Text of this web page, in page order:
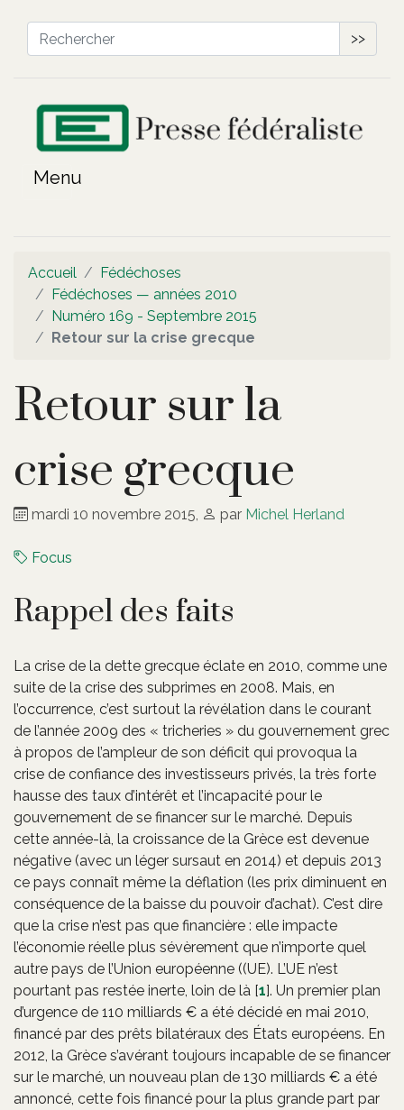
>>
Accueil
Fédéchoses
Fédéchoses — années 2010
Numéro 169 - Septembre 2015
Retour sur la crise grecque
Retour sur la
crise grecque
mardi 10 novembre 2015 par Michel Herland
Focus
Rappel des faits
La crise de la dette grecque éclate en 2010, comme une
suite de la crise des subprimes en 2008. Mais, en
l’occurrence, c’est surtout la révélation dans le courant
de l’année 2009 des « tricheries » du gouvernement grec
à propos de l’ampleur de son déficit qui provoqua la
crise de confiance des investisseurs privés, la très forte
hausse des taux d’intérêt et l’incapacité pour le
gouvernement de se financer sur le marché. Depuis
cette année-là, la croissance de la Grèce est devenue
négative (avec un léger sursaut en 2014) et depuis 2013
ce pays connaît même la déflation (les prix diminuent en
conséquence de la baisse du pouvoir d’achat). C’est dire
que la crise n’est pas que financière : elle impacte
l’économie réelle plus sévèrement que n’importe quel
autre pays de l’Union européenne ((UE). L’UE n’est
pourtant pas restée inerte, loin de là [1]. Un premier plan
d’urgence de 110 milliards € a été décidé en mai 2010,
financé par des prêts bilatéraux des États européens. En
2012, la Grèce s’avérant toujours incapable de se financer
sur le marché, un nouveau plan de 130 milliards € a été
annoncé, cette fois financé pour la plus grande part par